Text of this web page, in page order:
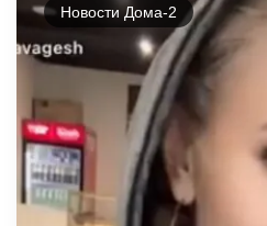
Новости Дома-2